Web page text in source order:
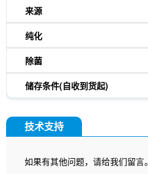
来源
纯化
除菌
储存条件(自收到货起)
技术支持
如果有其他问题，请给我们留言。